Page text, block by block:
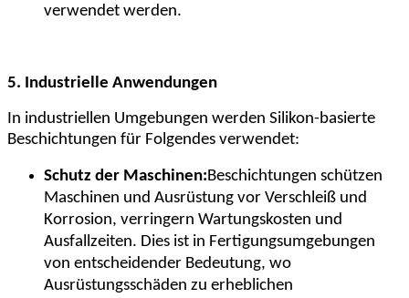
verwendet werden.
5. Industrielle Anwendungen
In industriellen Umgebungen werden Silikon-basierte
Beschichtungen für Folgendes verwendet:
Schutz der Maschinen:Beschichtungen schützen
Maschinen und Ausrüstung vor Verschleiß und
Korrosion, verringern Wartungskosten und
Ausfallzeiten. Dies ist in Fertigungsumgebungen
von entscheidender Bedeutung, wo
Ausrüstungsschäden zu erheblichen